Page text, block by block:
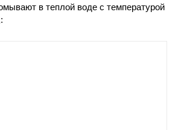
в теплой воде с температурой